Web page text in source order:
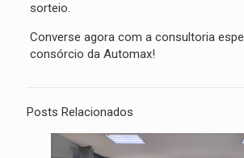
sorteio.
Converse agora com a consultoria
consórcio da Automax!
Posts Relacionados